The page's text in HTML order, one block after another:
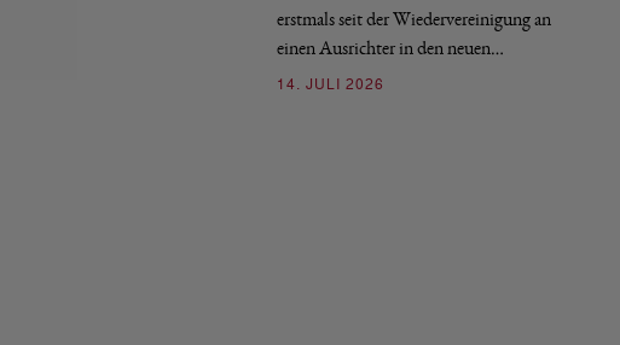
erstmals seit der Wiedervereinigung an
einen Ausrichter in den neuen…
14. JULI 2026